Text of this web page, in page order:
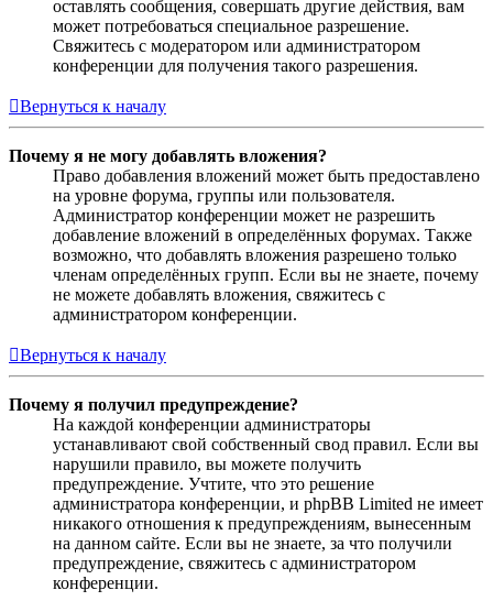
оставлять сообщения, совершать другие действия, вам
может потребоваться специальное разрешение.
Свяжитесь с модератором или администратором
конференции для получения такого разрешения.
Вернуться к началу
Почему я не могу добавлять вложения?
Право добавления вложений может быть предоставлено
на уровне форума, группы или пользователя.
Администратор конференции может не разрешить
добавление вложений в определённых форумах. Также
возможно, что добавлять вложения разрешено только
членам определённых групп. Если вы не знаете, почему
не можете добавлять вложения, свяжитесь с
администратором конференции.
Вернуться к началу
Почему я получил предупреждение?
На каждой конференции администраторы
устанавливают свой собственный свод правил. Если вы
нарушили правило, вы можете получить
предупреждение. Учтите, что это решение
администратора конференции, и phpBB Limited не имеет
никакого отношения к предупреждениям, вынесенным
на данном сайте. Если вы не знаете, за что получили
предупреждение, свяжитесь с администратором
конференции.